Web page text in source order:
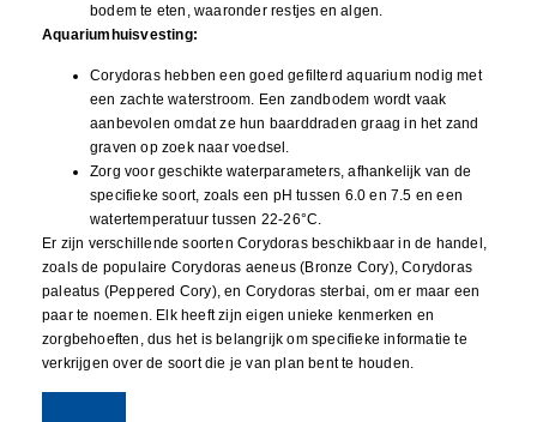
bodem te eten, waaronder restjes en algen.
Aquariumhuisvesting:
Corydoras hebben een goed gefilterd aquarium nodig met
een zachte waterstroom. Een zandbodem wordt vaak
aanbevolen omdat ze hun baarddraden graag in het zand
graven op zoek naar voedsel.
Zorg voor geschikte waterparameters, afhankelijk van de
specifieke soort, zoals een pH tussen 6.0 en 7.5 en een
watertemperatuur tussen 22-26°C.
Er zijn verschillende soorten Corydoras beschikbaar in de handel,
zoals de populaire Corydoras aeneus (Bronze Cory), Corydoras
paleatus (Peppered Cory), en Corydoras sterbai, om er maar een
paar te noemen. Elk heeft zijn eigen unieke kenmerken en
zorgbehoeften, dus het is belangrijk om specifieke informatie te
verkrijgen over de soort die je van plan bent te houden.